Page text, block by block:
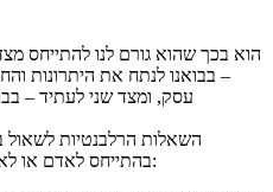
– בבואנו לנתח את היתרונות
עסק, ומצד שני לעתיד –
השאלות הרלבנטיות לשאול
בהתייחס לאדם או לארגון) נגזרות ממיפוי המצב שלנו כיום: